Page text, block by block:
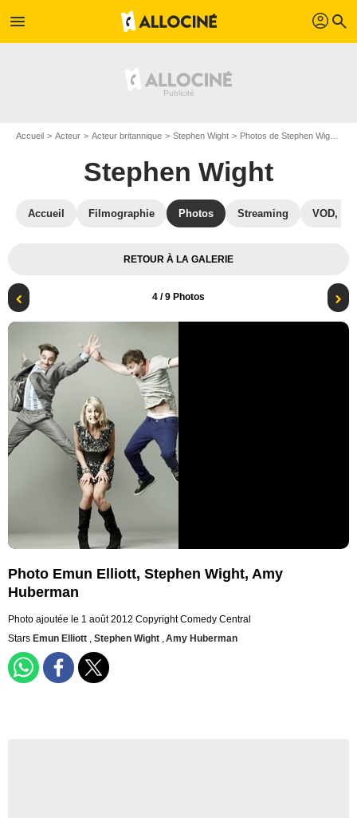
menu profil search
Accueil Acteur Acteur britannique Stephen Wight Photos de Stephen Wight
Stephen Wight
Accueil Filmographie Photos Streaming VOD,
RETOUR À LA GALERIE
4 / 9 Photos
Photo Emun Elliott, Stephen Wight, Amy
Huberman
Photo ajoutée le 1 août 2012 Copyright Comedy Central
Stars Emun Elliott , Stephen Wight ,Amy Huberman